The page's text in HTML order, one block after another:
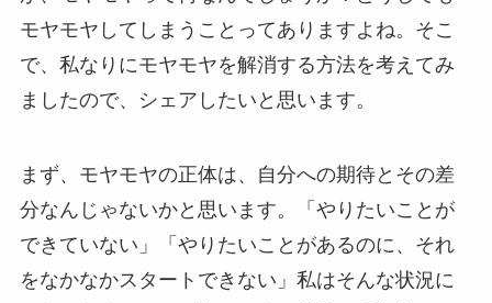
モヤモヤしてしまうことってありますよね。そこ
で、私なりにモヤモヤを解消する方法を考えてみ
ましたので、シェアしたいと思います。
まず、モヤモヤの正体は、自分への期待とその差
分なんじゃないかと思います。「やりたいことが
できていない」「やりたいことがあるのに、それ
をなかなかスタートできない」私はそんな状況に